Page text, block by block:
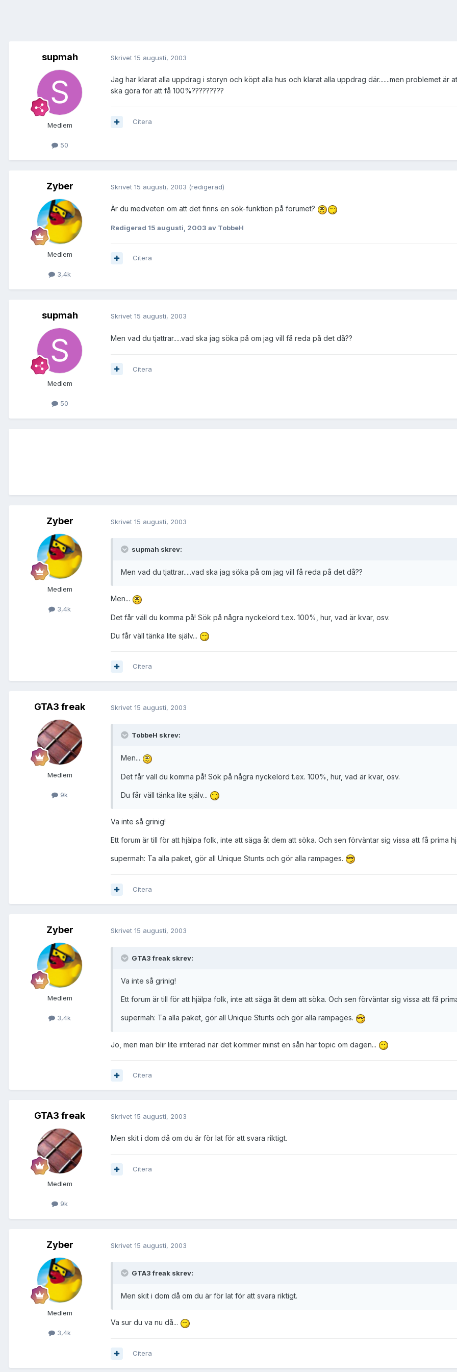
supmah
Medlem
50
Skrivet 15 augusti, 2003
Jag har klarat alla uppdrag i storyn och köpt alla hus och klarat alla uppdrag där.......men problemet är
ska göra för att få 100%?????????
Citera
Zyber
Medlem
3,4k
Skrivet 15 augusti, 2003 (redigerad)
Är du medveten om att det finns en sök-funktion på forumet?
Redigerad 15 augusti, 2003 av TobbeH
Citera
supmah
Medlem
50
Skrivet 15 augusti, 2003
Men vad du tjattrar.....vad ska jag söka på om jag vill få reda på det då??
Citera
Zyber
Medlem
3,4k
Skrivet 15 augusti, 2003
supmah skrev:
Men vad du tjattrar.....vad ska jag söka på om jag vill få reda på det då??
Men...
Det får väll du komma på! Sök på några nyckelord t.ex. 100%, hur, vad är kvar, osv.
Du får väll tänka lite själv...
Citera
GTA3 freak
Medlem
9k
Skrivet 15 augusti, 2003
TobbeH skrev:
Men...
Det får väll du komma på! Sök på några nyckelord t.ex. 100%, hur, vad är kvar, osv.
Du får väll tänka lite själv...
Va inte så grinig!
Ett forum är till för att hjälpa folk, inte att säga åt dem att söka. Och sen förväntar sig vissa att få prima
supermah: Ta alla paket, gör all Unique Stunts och gör alla rampages.
Citera
Zyber
Medlem
3,4k
Skrivet 15 augusti, 2003
GTA3 freak skrev:
Va inte så grinig!
Ett forum är till för att hjälpa folk, inte att säga åt dem att söka. Och sen förväntar sig vissa att få
supermah: Ta alla paket, gör all Unique Stunts och gör alla rampages.
Jo, men man blir lite irriterad när det kommer minst en sån här topic om dagen...
Citera
GTA3 freak
Medlem
9k
Skrivet 15 augusti, 2003
Men skit i dom då om du är för lat för att svara riktigt.
Citera
Zyber
Medlem
3,4k
Skrivet 15 augusti, 2003
GTA3 freak skrev:
Men skit i dom då om du är för lat för att svara riktigt.
Va sur du va nu då...
Citera